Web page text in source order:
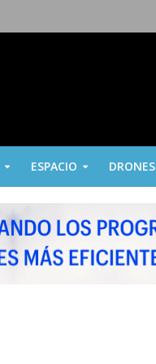
ESPACIO DRONES